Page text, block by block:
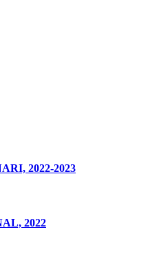
2022-2023
2022